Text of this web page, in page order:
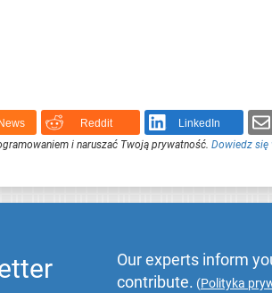
Reddit LinkedIn
i naruszać Twoją prywatność. Dowiedz się
Our experts inform
contribute. (Polityka